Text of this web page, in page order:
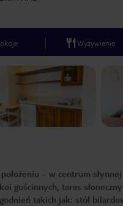
Wyżywienie
– w centrum
gościnnych, taras
takich jak: stół